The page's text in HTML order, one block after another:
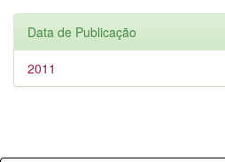
Data de Publicação
2011